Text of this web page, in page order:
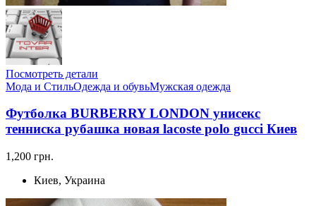
Посмотреть детали
Мода и СтильОдежда и обувьМужская одежда
Футболка BURBERRY LONDON унисекс
тенниска рубашка новая lacoste polo gucci Киев
1,200 грн.
Киев, Украина